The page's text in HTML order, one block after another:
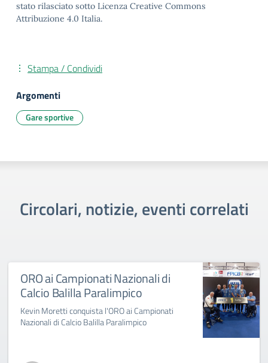
stato rilasciato sotto Licenza Creative Commons
Attribuzione 4.0 Italia.
Stampa / Condividi
Argomenti
Gare sportive
Circolari, notizie, eventi correlati
ORO ai Campionati Nazionali di
Calcio Balilla Paralimpico
Kevin Moretti conquista l'ORO ai Campionati
Nazionali di Calcio Balilla Paralimpico